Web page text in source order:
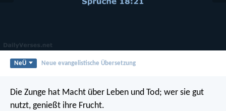
NeÜ Neue evangelistische Übersetzung
Die Zunge hat Macht über Leben und Tod; wer sie gut
nutzt, genießt ihre Frucht.